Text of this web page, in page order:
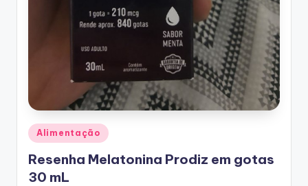
Posted
in
Alimentação
Resenha Melatonina Prodiz em gotas
30 mL